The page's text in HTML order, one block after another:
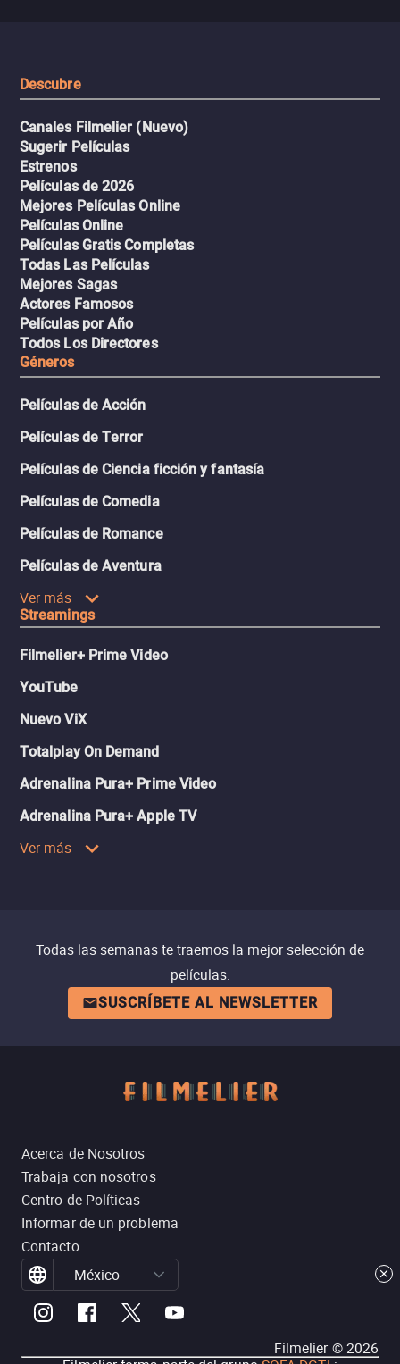
Descubre
Canales Filmelier (Nuevo)
Sugerir Películas
Estrenos
Películas de 2026
Mejores Películas Online
Películas Online
Películas Gratis Completas
Todas Las Películas
Mejores Sagas
Actores Famosos
Películas por Año
Todos Los Directores
Géneros
Películas de Acción
Películas de Terror
Películas de Ciencia ficción y fantasía
Películas de Comedia
Películas de Romance
Películas de Aventura
Ver más
Streamings
Filmelier+ Prime Video
YouTube
Nuevo ViX
Totalplay On Demand
Adrenalina Pura+ Prime Video
Adrenalina Pura+ Apple TV
Ver más
Todas las semanas te traemos la mejor selección de
películas.
SUSCRÍBETE AL NEWSLETTER
Acerca de Nosotros
Trabaja con nosotros
Centro de Políticas
Informar de un problema
Contacto
México
Filmelier ©2026